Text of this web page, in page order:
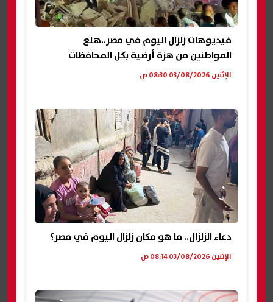
فيديوهات زلزال اليوم في مصر..هلع
المواطنين من هزة أرضية بكل المحافظات
الإثنين 03/08/2026 08:30 ص
دعاء الزلزال.. ما هو مكان زلزال اليوم في مصر؟
الإثنين 03/08/2026 08:14 ص